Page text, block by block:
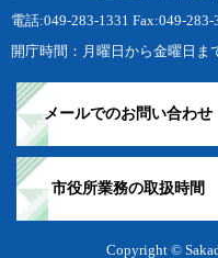
電話:049-283-1331 Fax:049-283-
開庁時間：月曜日から金曜日ま
メールでのお問い合わせ
市役所業務の取扱時間
Copyright ©